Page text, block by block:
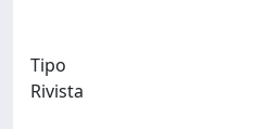
Tipo
Rivista